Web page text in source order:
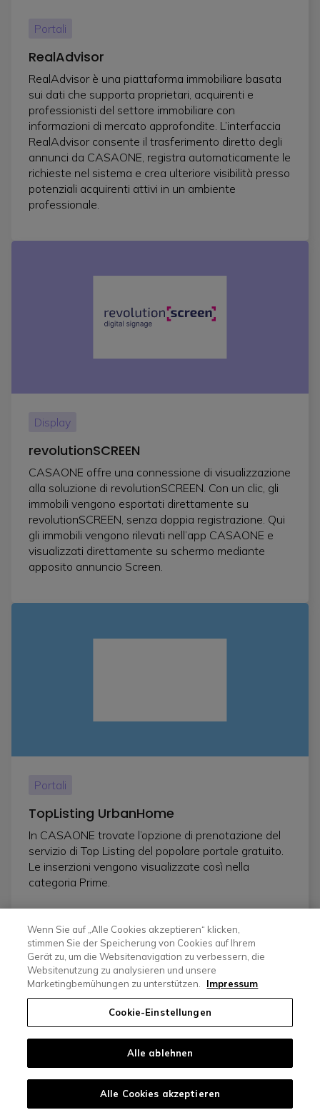
Portali
RealAdvisor
RealAdvisor è una piattaforma immobiliare basata
sui dati che supporta proprietari, acquirenti e
professionisti del settore immobiliare con
informazioni di mercato approfondite. L’interfaccia
RealAdvisor consente il trasferimento diretto degli
annunci da CASAONE, registra automaticamente le
richieste nel sistema e crea ulteriore visibilità presso
potenziali acquirenti attivi in un ambiente
professionale.
Display
revolutionSCREEN
CASAONE offre una connessione di visualizzazione
alla soluzione di revolutionSCREEN. Con un clic, gli
immobili vengono esportati direttamente su
revolutionSCREEN, senza doppia registrazione. Qui
gli immobili vengono rilevati nell’app CASAONE e
visualizzati direttamente su schermo mediante
apposito annuncio Screen.
Portali
TopListing UrbanHome
In CASAONE trovate l’opzione di prenotazione del
servizio di Top Listing del popolare portale gratuito.
Le inserzioni vengono visualizzate così nella
categoria Prime.
Casasoft AG
Wenn Sie auf „Alle Cookies akzeptieren“ klicken,
stimmen Sie der Speicherung von Cookies auf Ihrem
Gerät zu, um die Websitenavigation zu verbessern, die
Websitenutzung zu analysieren und unsere
Marketingbemühungen zu unterstützen.
Impressum
Cookie-Einstellungen
Alle ablehnen
Alle Cookies akzeptieren